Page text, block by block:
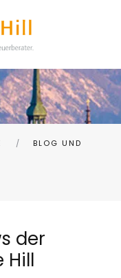
BLOG UND
der
Hill